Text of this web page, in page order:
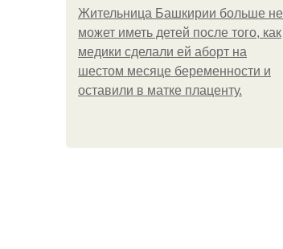
Жительница Башкирии больше не
может иметь детей после того, как
медики сделали ей аборт на
шестом месяце беременности и
оставили в матке плаценту.